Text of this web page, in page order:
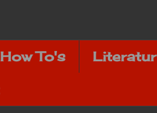
How To's Literatur